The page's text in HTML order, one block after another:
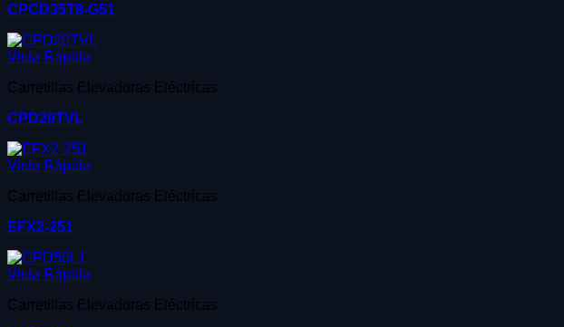
CPCD35T8-G51
Vista Rápida
Carretillas Elevadoras Eléctricas
CPD20TVL
Vista Rápida
Carretillas Elevadoras Eléctricas
EFX2-251
Vista Rápida
Carretillas Elevadoras Eléctricas